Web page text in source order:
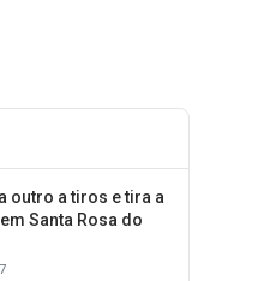
outro a tiros e tira a
Santa Rosa do